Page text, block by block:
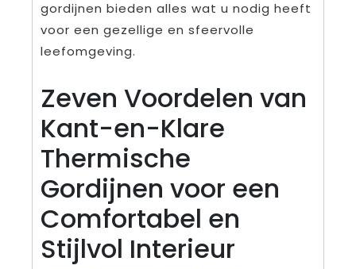
gordijnen bieden alles wat u nodig heeft
voor een gezellige en sfeervolle
leefomgeving.
Zeven Voordelen van
Kant-en-Klare
Thermische
Gordijnen voor een
Comfortabel en
Stijlvol Interieur